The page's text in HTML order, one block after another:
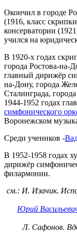
Окончил в городе
(1916, класс
консерватории
учился на
В 1920-х годах
города Ростова-на-
главный дирижёр
на-Дону, города
Сталинграда,
1944-1952 годах
симфонического
Воронежском
Среди учеников -
В 1952-1958 годах
дирижёр
филармонии.
см.: И. Изачик.
Юрий
Л. Сафонов.